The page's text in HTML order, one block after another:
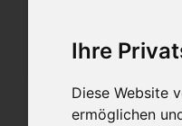
Ihre
Diese Website
ermöglichen
Startseite